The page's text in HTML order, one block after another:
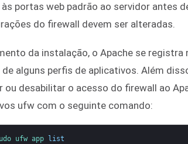
portas web padrão ao servidor antes
do firewall devem ser alteradas.
da instalação, o Apache se registra
alguns perfis de aplicativos. Além
ou desabilitar o acesso do firewall ao
ufw com o seguinte comando:
ufw app list